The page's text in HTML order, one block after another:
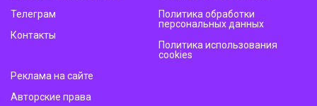
Телеграм
Контакты
Политика обработки
персональных данных
Политика использования
cookies
Реклама на сайте
Авторские права